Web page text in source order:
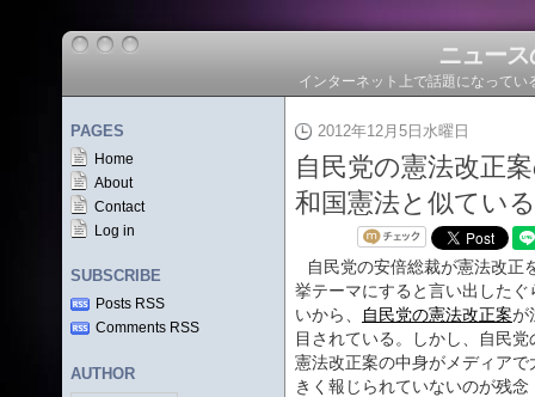
ニュー
インターネット上で話題になって
PAGES
Home
About
Contact
Log in
SUBSCRIBE
Posts RSS
Comments RSS
AUTHOR
2012年12月5日水曜日
自民党の憲法改正
和国憲法と似てい
自民党の安倍総裁が憲法改正
挙テーマにすると言い出したぐ
いから、
自民党の憲法改正案が
目されている。しかし、自民党
憲法改正案の中身がメディアで
きく報じられていないのが残念